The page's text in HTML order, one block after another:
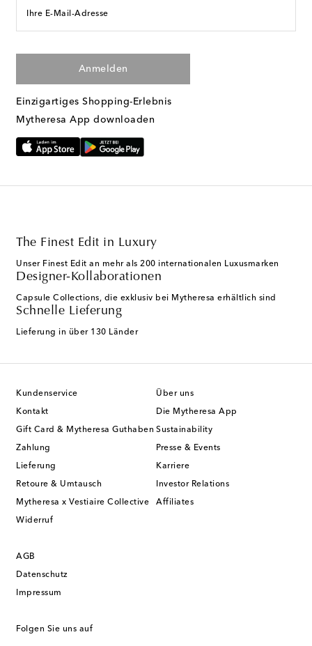
Ihre E-Mail-Adresse
Anmelden
Einzigartiges Shopping-Erlebnis
Mytheresa App downloaden
The Finest Edit in Luxury
Unser Finest Edit an mehr als 200 internationalen Luxusmarken
Designer-Kollaborationen
Capsule Collections, die exklusiv bei Mytheresa erhältlich sind
Schnelle Lieferung
Lieferung in über 130 Länder
Kundenservice
Kontakt
Gift Card & Mytheresa Guthaben
Zahlung
Lieferung
Retoure & Umtausch
Mytheresa x Vestiaire Collective
Widerruf
Über uns
Die Mytheresa App
Sustainability
Presse & Events
Karriere
Investor Relations
Affiliates
AGB
Datenschutz
Impressum
Folgen Sie uns auf